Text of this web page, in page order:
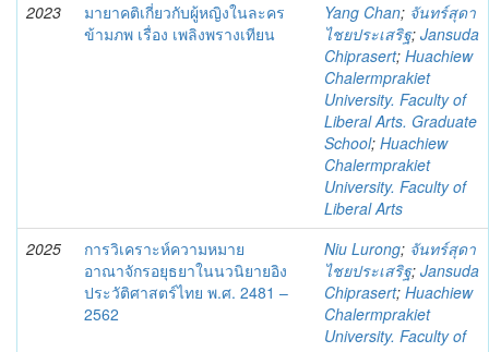
2023
มายาคติเกี่ยวกับผู้หญิงในละคร
ข้ามภพ เรื่อง เพลิงพรางเทียน
Yang Chan; จันทร์สุดา
ไชยประเสริฐ; Jansuda
Chiprasert; Huachiew
Chalermprakiet
University. Faculty of
Liberal Arts. Graduate
School; Huachiew
Chalermprakiet
University. Faculty of
Liberal Arts
2025
การวิเคราะห์ความหมาย
อาณาจักรอยุธยาในนวนิยายอิง
ประวัติศาสตร์ไทย พ.ศ. 2481 –
2562
Niu Lurong; จันทร์สุดา
ไชยประเสริฐ; Jansuda
Chiprasert; Huachiew
Chalermprakiet
University. Faculty of